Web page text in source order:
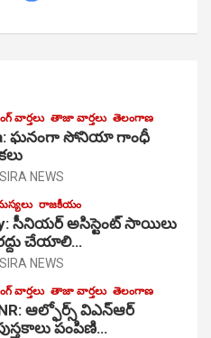
వార్తలు తాజా వార్తలు తెలంగాణ
ఘ‌నంగా సోనియా గాంధీ
SIRA NEWS
రాజకీయం
సీనియర్ అసిస్టెంట్ సాయిలు
చేయాలి…
SIRA NEWS
వార్తలు తాజా వార్తలు తెలంగాణ
ఆల్ఫోర్స్ విఎన్ఆర్
పంపిణి…